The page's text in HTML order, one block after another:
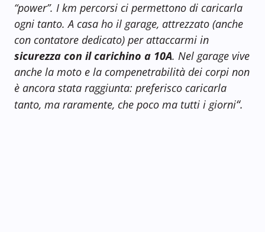
“power”. I km percorsi ci permettono di caricarla
ogni tanto. A casa ho il garage, attrezzato (anche
con contatore dedicato) per attaccarmi in
sicurezza con il carichino a 10A. Nel garage vive
anche la moto e la compenetrabilità dei corpi non
è ancora stata raggiunta: preferisco caricarla
tanto, ma raramente, che poco ma tutti i giorni“.